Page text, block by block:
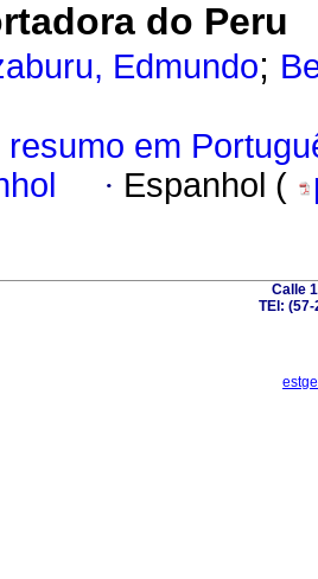
do Peru
Edmundo;
resumo em
· Espanhol (
Calle
TEl: